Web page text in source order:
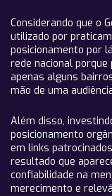
Considerando que o
utilizado por
posicionamento por
rede nacional
apenas alguns
mão de uma
Além disso,
posicionamento
em links
resultado que
confiabilidade na
merecimento e